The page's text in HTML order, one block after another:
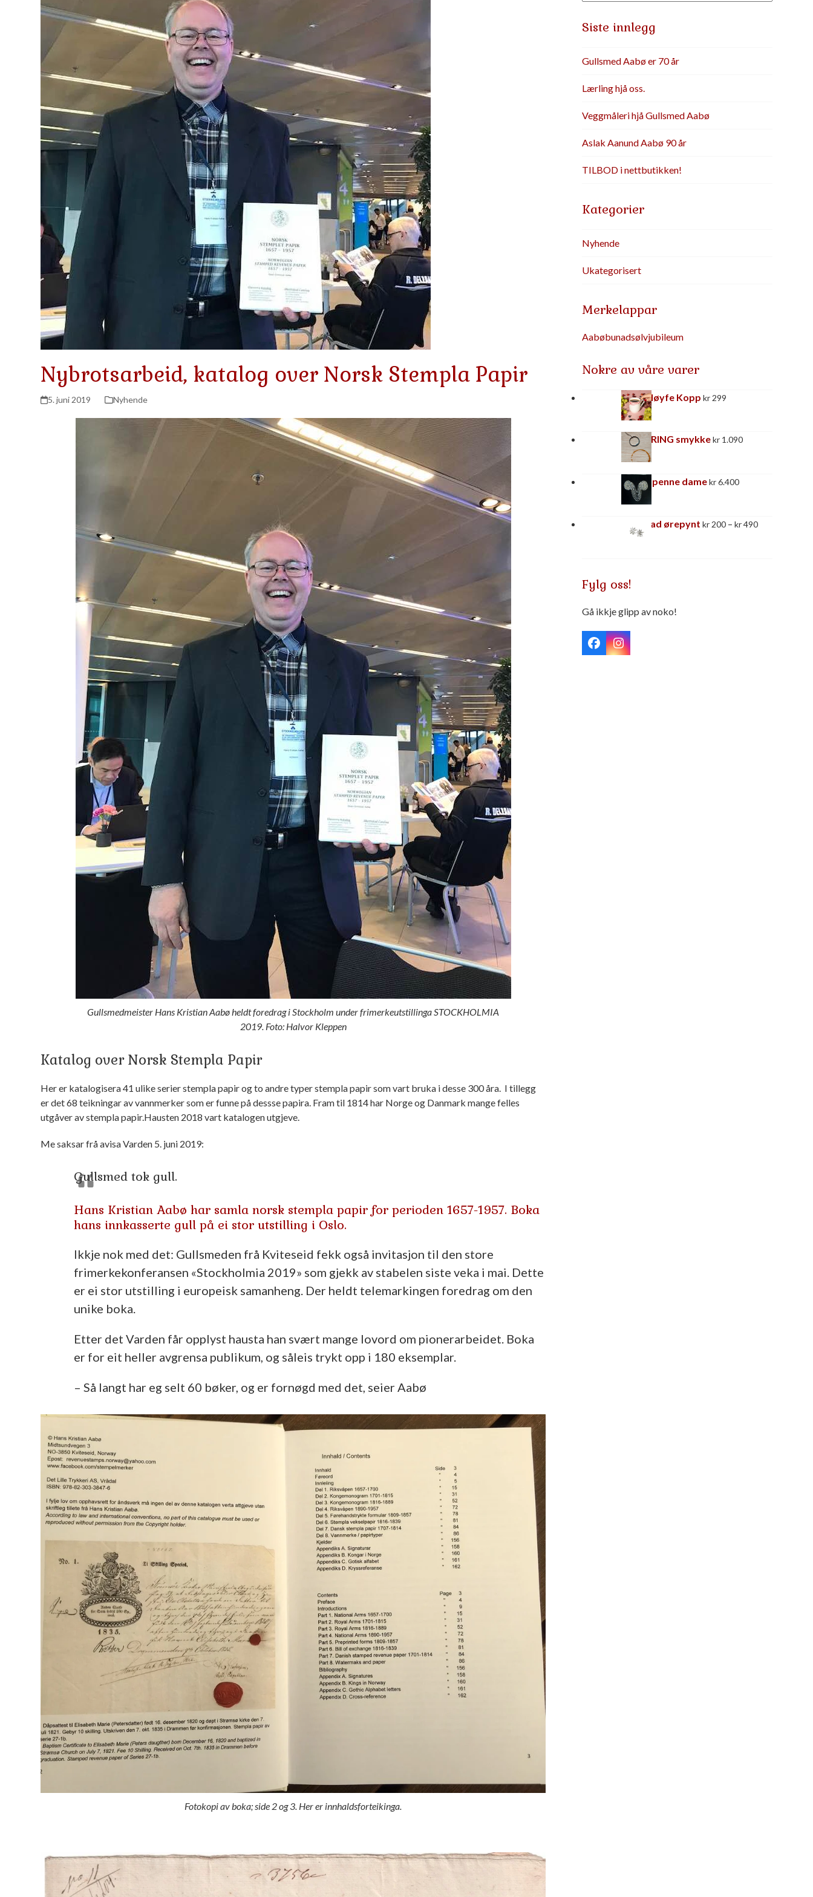
Nybrotsarbeid, katalog over Norsk Stempla Papir
5. juni 2019 Nyhende
Gullsmedmeister Hans Kristian Aabø heldt foredrag i Stockholm under frimerkeutstillinga STOCKHOLMIA
2019. Foto: Halvor Kleppen
Katalog over Norsk Stempla Papir
Her er katalogisera 41 ulike serier stempla papir og to andre typer stempla papir som vart bruka i desse 300 åra. I tillegg
er det 68 teikningar av vannmerker som er funne på dessse papira. Fram til 1814 har Norge og Danmark mange felles
utgåver av stempla papir.Hausten 2018 vart katalogen utgjeve.
Me saksar frå avisa Varden 5. juni 2019:
Gullsmed tok gull.
Hans Kristian Aabø har samla norsk stempla papir for perioden 1657-1957. Boka
hans innkasserte gull på ei stor utstilling i Oslo.
Ikkje nok med det: Gullsmeden frå Kviteseid fekk også invitasjon til den store
frimerkekonferansen «Stockholmia 2019» som gjekk av stabelen siste veka i mai. Dette
er ei stor utstilling i europeisk samanheng. Der heldt telemarkingen foredrag om den
unike boka.
Etter det Varden får opplyst hausta han svært mange lovord om pionerarbeidet. Boka
er for eit heller avgrensa publikum, og såleis trykt opp i 180 eksemplar.
– Så langt har eg selt 60 bøker, og er fornøgd med det, seier Aabø
Fotokopi av boka; side 2 og 3. Her er innhaldsforteikinga.
Siste innlegg
Gullsmed Aabø er 70 år
Lærling hjå oss.
Veggmåleri hjå Gullsmed Aabø
Aslak Aanund Aabø 90 år
TILBOD i nettbutikken!
Kategorier
Nyhende
Ukategorisert
Merkelappar
Aabøbunadsølvjubileum
Nokre av våre varer
Rosa Sløyfe Kopp kr 299
KAFFERING smykkekr 1.090
Kuftespenne damekr6.400
Åtteblad ørepynt kr 200 – kr490Prisområde:
Fylg oss!
Gå ikkje glipp av noko!
FacebookInstagram